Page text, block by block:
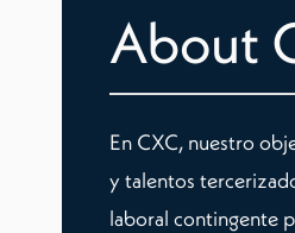
About
En CXC, nuestro
y talentos
laboral contingente